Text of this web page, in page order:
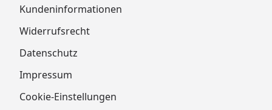
Kundeninformationen
Widerrufsrecht
Datenschutz
Impressum
Cookie-Einstellungen